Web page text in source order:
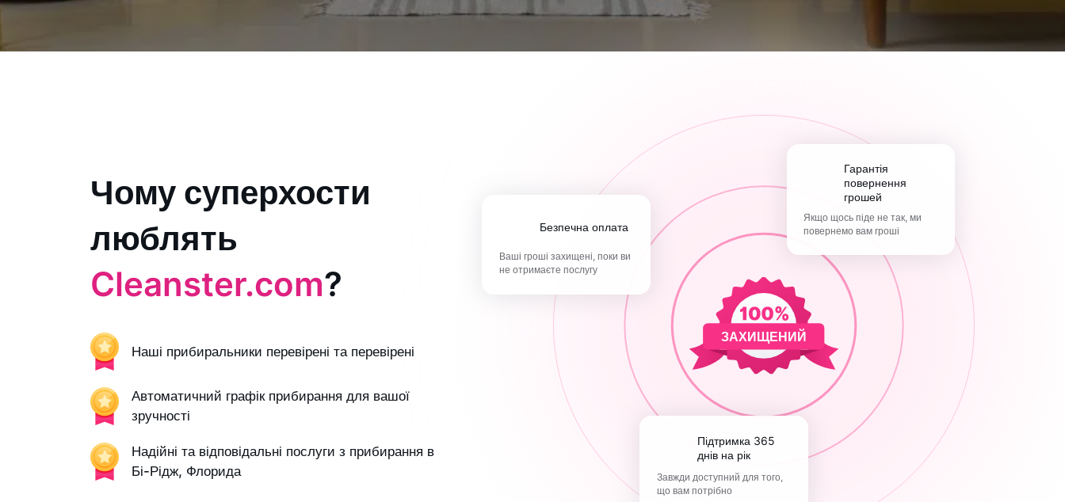
Чому суперхости
люблять
Cleanster.com?
Наші прибиральники перевірені та перевірені
Автоматичний графік прибирання для вашої
зручності
Надійні та відповідальні послуги з прибирання в
Бі-Рідж, Флорида
ЗАХИЩЕНИЙ
Безпечна оплата
Ваші гроші захищені, поки ви
не отримаєте послугу
Гарантія
повернення
грошей
Якщо щось піде не так, ми
повернемо вам гроші
Підтримка 365
днів на рік
Завжди доступний для того,
що вам потрібно